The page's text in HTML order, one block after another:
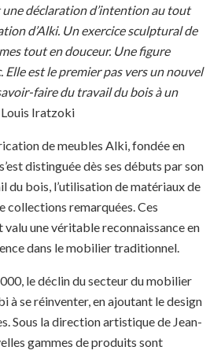
une déclaration d’intention au tout
d’Alki. Un exercice sculptural de
tout en douceur. Une figure
Elle est le premier pas vers un nouvel
faire du travail du bois à un
Iratzoki
de meubles Alki, fondée en
distinguée dès ses débuts par son
du bois, l’utilisation de matériaux de
collections remarquées. Ces
une véritable reconnaissance en
dans le mobilier traditionnel.
le déclin du secteur du mobilier
à se réinventer, en ajoutant le design
Sous la direction artistique de Jean-
gammes de produits sont